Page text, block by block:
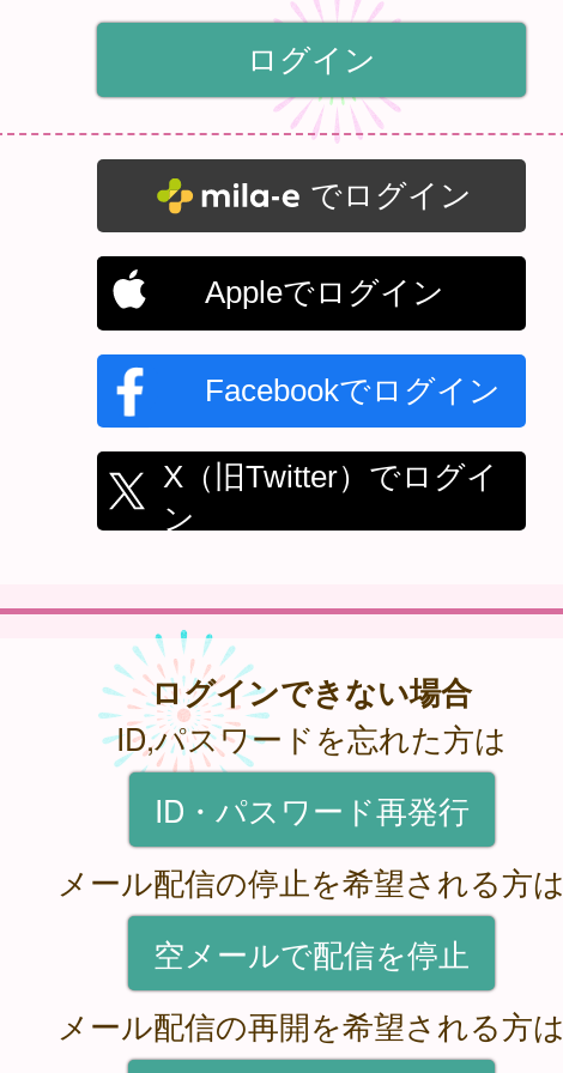
でログイン
Appleでログイン
Facebookでログイン
X（旧Twitter）でログイ
ン
ログインできない場合
ID,パスワードを忘れた方は
ID・パスワード再発行
メール配信の停止を希望される方は
空メールで配信を停止
メール配信の再開を希望される方は